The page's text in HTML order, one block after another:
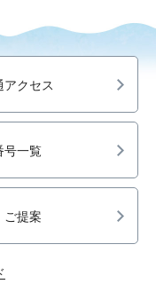
アクセス
号一覧
ご提案